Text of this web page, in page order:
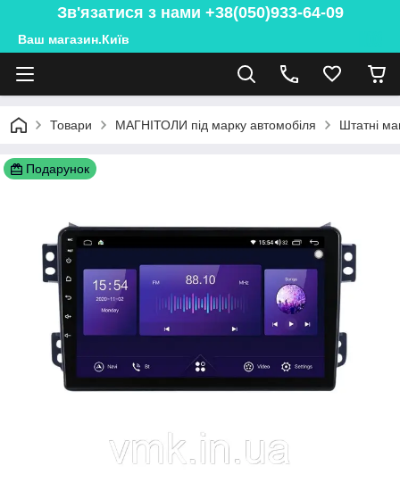
Зв'язатися з нами +38(050)933-64-09
Ваш магазин.Київ
Товари МАГНІТОЛИ під марку автомобіля Штатні
Подарунок